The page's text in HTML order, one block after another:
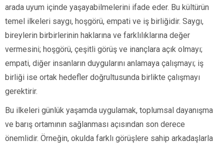
arada uyum içinde yaşayabilmelerini ifade eder. Bu kültürün
temel ilkeleri saygı, hoşgörü, empati ve iş birliğidir. Saygı,
bireylerin birbirlerinin haklarına ve farklılıklarına değer
vermesini; hoşgörü, çeşitli görüş ve inançlara açık olmayı;
empati, diğer insanların duygularını anlamaya çalışmayı; iş
birliği ise ortak hedefler doğrultusunda birlikte çalışmayı
gerektirir.
Bu ilkeleri günlük yaşamda uygulamak, toplumsal dayanışma
ve barış ortamının sağlanması açısından son derece
önemlidir. Örneğin, okulda farklı görüşlere sahip arkadaşlarla